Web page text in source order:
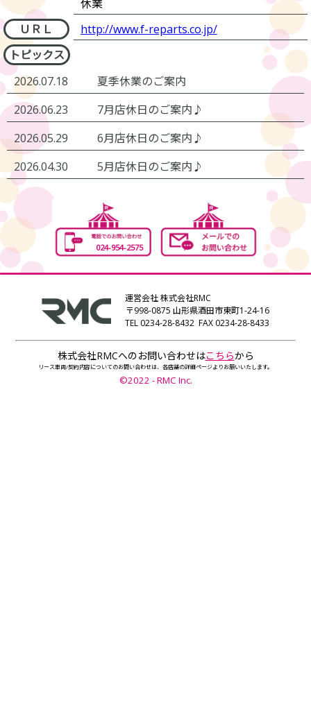
休業
ＵＲＬ
http://www.f-reparts.co.jp/
トピックス
2026.07.18
夏季休業のご案内
2026.06.23
7月店休日のご案内♪
2026.05.29
6月店休日のご案内♪
2026.04.30
5月店休日のご案内♪
2026.02.26
2026.02.26
3月の店休日のご案内です♪
2026.01.22
2月の店休日のご案内です♪
024-954-2575
運営会社 株式会社RMC
〒998-0875 山形県酒田市東町1-24-16
TEL 0234-28-8432 FAX 0234-28-8433
株式会社RMCへのお問い合わせはこちらから
リース車両/契約内容についてのお問い合わせは、各店舗の詳細ページよりお願いいたします。
©2022 - RMC Inc.